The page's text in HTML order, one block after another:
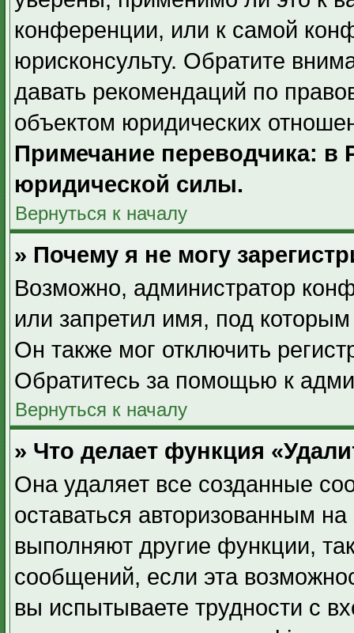
конференции, или к самой
юрисконсульту. Обратите
давать рекомендаций по
объектом юридических
Примечание переводчика: в
юридической силы.
Вернуться к началу
» Почему я не могу
Возможно, администратор
или запретил имя, под
Он также мог отключить
Обратитесь за помощью к
Вернуться к началу
» Что делает функция
Она удаляет все созданные
оставаться авторизованным
выполняют другие функции,
сообщений, если эта
вы испытываете трудности с